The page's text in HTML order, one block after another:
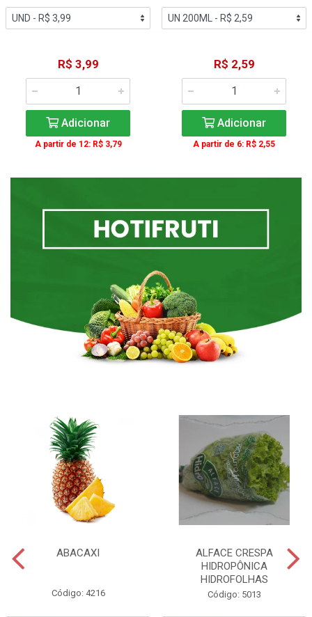
R$ 3,99
Adicionar
A partir de 12: R$ 3,79
R$ 2,59
Adicionar
A partir de 6: R$ 2,55
ABACAXI
Código: 4216
ALFACE CRESPA
HIDROPÔNICA
HIDROFOLHAS
Código: 5013